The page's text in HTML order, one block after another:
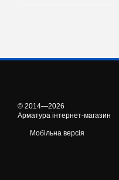
© 2014—2026
Арматура інтернет-магазин
Мобільна версія